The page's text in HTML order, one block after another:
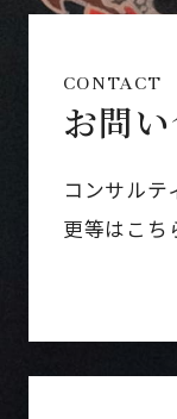
CONTACT
お問
コンサル
更等はこち